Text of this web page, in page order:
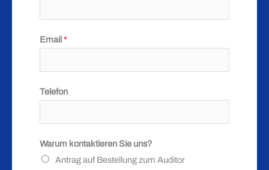
Email *
Telefon
Warum kontaktieren Sie uns?
Antrag auf Bestellung zum Auditor